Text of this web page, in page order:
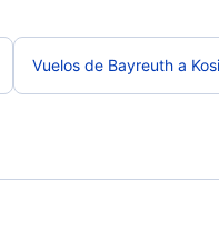
Vuelos de Bayreuth a